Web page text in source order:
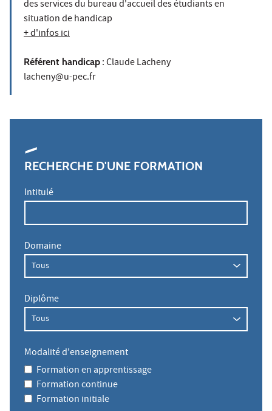
des services du bureau d'accueil des étudiants en
situation de handicap
+ d'infos ici
Référent handicap : Claude Lacheny
lacheny@u-pec.fr
RECHERCHE D'UNE FORMATION
Intitulé
Domaine
Diplôme
Modalité d'enseignement
Formation en apprentissage
Formation continue
Formation initiale